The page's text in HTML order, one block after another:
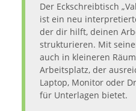
Der Eckschreibtisch
ist ein neu
der dir hilft, deinen
strukturieren. Mit
auch in kleineren
Arbeitsplatz, der
Laptop, Monitor oder
für Unterlagen bietet.